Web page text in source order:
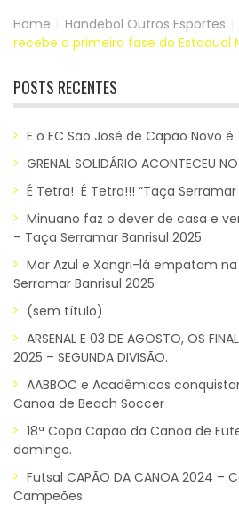
Home Handebol Outros Esportes
recebe a primeira fase do Estadual
POSTS RECENTES
E o EC São José de Capão Novo é
GRENAL SOLIDÁRIO ACONTECEU
É Tetra! É Tetra!!! “Taça Serramar
Minuano faz o dever de casa e
– Taça Serramar Banrisul 2025
Mar Azul e Xangri-lá empatam
Serramar Banrisul 2025
(sem título)
ARSENAL E 03 DE AGOSTO, OS
2025 – SEGUNDA DIVISÃO.
AABBOC e Acadêmicos
Canoa de Beach Soccer
18ª Copa Capão da Canoa de
domingo.
Futsal CAPÃO DA CANOA 2024 –
Campeões